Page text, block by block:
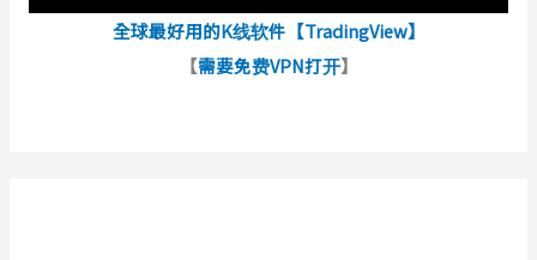
全球最好用的K线软件【TradingView】
【需要免费VPN打开】